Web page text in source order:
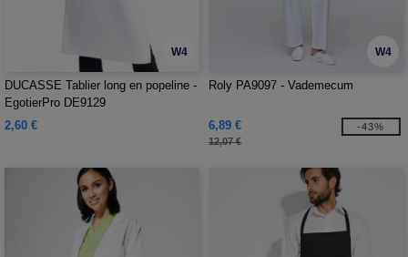
W4
DUCASSE Tablier long en popeline -
EgotierPro DE9129
2,60 €
W4
Roly PA9097 - Vademecum
6,89 €
12,07 €
-43%